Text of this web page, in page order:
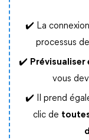
✔️ La
processus
✔️
vous
✔️ Il prend
clic de